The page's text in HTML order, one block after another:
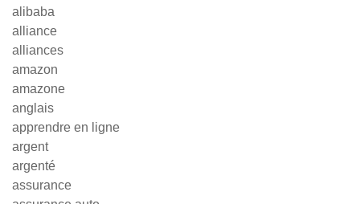
alibaba
alliance
alliances
amazon
amazone
anglais
apprendre en ligne
argent
argenté
assurance